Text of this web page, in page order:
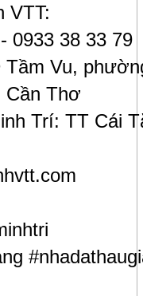
VTT:
0933 38 33 79
Vu,
Cần Thơ
Trí: TT Cái